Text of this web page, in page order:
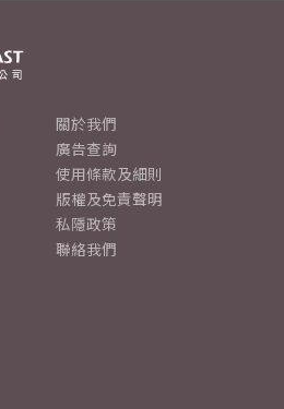
關於我們
廣告查詢
使用條款及細則
版權及免責聲明
私隱政策
聯絡我們